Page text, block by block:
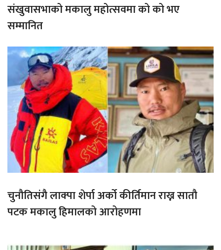
संखुवासभाको मकालु महोत्सवमा को को भए
सम्मानित
चुनौतिसंगै लाक्पा शेर्पा अर्को कीर्तिमान राख्न सातौ
पटक मकालु हिमालको आरोहणमा